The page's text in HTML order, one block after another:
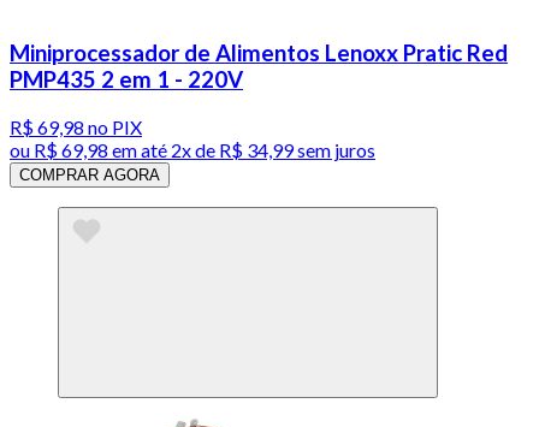
Miniprocessador de Alimentos Lenoxx Pratic Red
PMP435 2 em 1 - 220V
R$ 69,98 no PIX
ou R$ 69,98 em até 2x de R$ 34,99 sem juros
COMPRAR AGORA